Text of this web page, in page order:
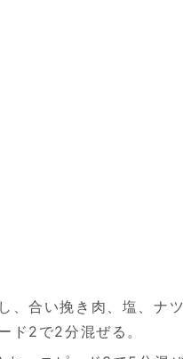
合い挽き肉、塩、ナ
ド2で2分混ぜる。